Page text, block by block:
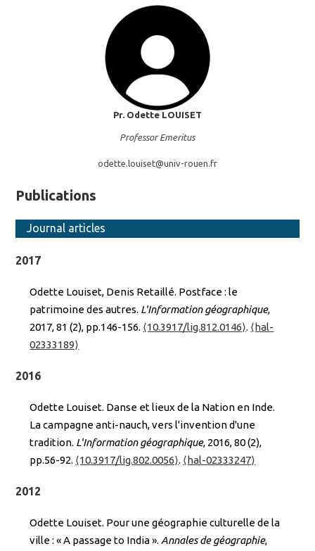
Pr. Odette LOUISET
Professor Emeritus
odette.louiset@univ-rouen.fr
Publications
Journal articles
2017
Odette Louiset, Denis Retaillé. Postface : le
patrimoine des autres. L'Information géographique,
2017, 81 (2), pp.146-156. ⟨10.3917/lig.812.0146⟩. ⟨hal-
02333189⟩
2016
Odette Louiset. Danse et lieux de la Nation en Inde.
La campagne anti-nauch, vers l'invention d'une
tradition. L'Information géographique, 2016, 80 (2),
pp.56-92. ⟨10.3917/lig.802.0056⟩. ⟨hal-02333247⟩
2012
Odette Louiset. Pour une géographie culturelle de la
ville : « A passage to India ». Annales de géographie,